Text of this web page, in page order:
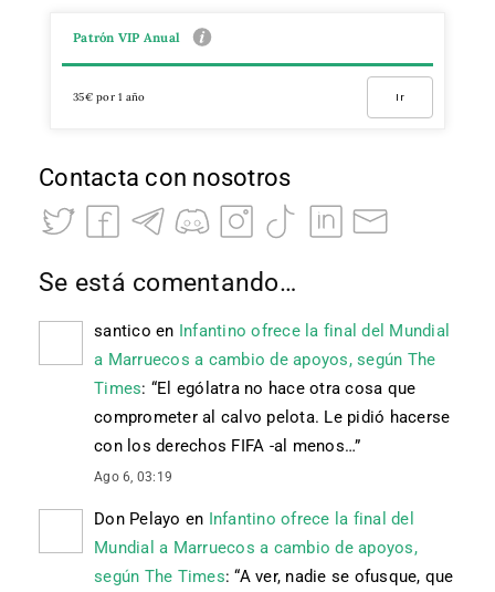
Patrón VIP Anual
35€ por 1 año Ir
Contacta con nosotros
Se está comentando…
santico en Infantino ofrece la final del Mundial
a Marruecos a cambio de apoyos, según The
Times: “El ególatra no hace otra cosa que
comprometer al calvo pelota. Le pidió hacerse
con los derechos FIFA -al menos…”
Ago 6, 03:19
Don Pelayo en Infantino ofrece la final del
Mundial a Marruecos a cambio de apoyos,
según The Times: “A ver, nadie se ofusque, que